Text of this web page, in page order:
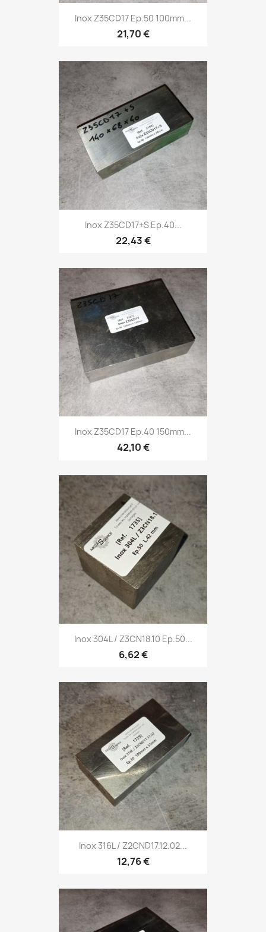
Inox Z35CD17 Ep.50 100mm...
21,70 €
Inox Z35CD17+S Ep.40...
22,43 €
Inox Z35CD17 Ep.40 150mm...
42,10 €
Inox 304L / Z3CN18.10 Ep.50...
6,62 €
Inox 316L / Z2CND17.12.02...
12,76 €